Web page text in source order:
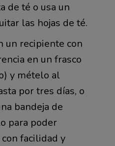
de té o usa un
las hojas de té.
un recipiente con
en un frasco
y mételo al
por tres días, o
bandeja de
para poder
facilidad y